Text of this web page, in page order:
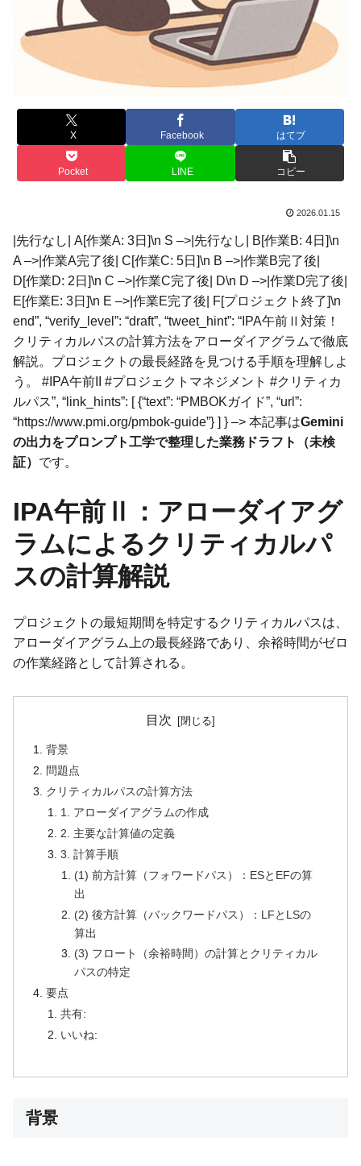
X Facebook はてブ
Pocket LINE コピー
2026.01.15
|先行なし| A[作業A: 3日]\n S –>|先行なし| B[作業B: 4日]\n
A –>|作業A完了後| C[作業C: 5日]\n B –>|作業B完了後|
D[作業D: 2日]\n C –>|作業C完了後| D\n D –>|作業D完了後|
E[作業E: 3日]\n E –>|作業E完了後| F[プロジェクト終了]\n
end”, “verify_level”: “draft”, “tweet_hint”: “IPA午前Ⅱ対策！
クリティカルパスの計算方法をアローダイアグラムで徹底
解説。プロジェクトの最長経路を見つける手順を理解しよ
う。 #IPA午前II #プロジェクトマネジメント #クリティカ
ルパス”, “link_hints”: [ {“text”: “PMBOKガイド”, “url”:
“https://www.pmi.org/pmbok-guide”} ] } –> 本記事はGemini
の出力をプロンプト工学で整理した業務ドラフト（未検
証） です。
IPA午前Ⅱ：アローダイアグ
ラムによるクリティカルパ
スの計算解説
プロジェクトの最短期間を特定するクリティカルパスは、
アローダイアグラム上の最長経路であり、余裕時間がゼロ
の作業経路として計算される。
目次
背景
問題点
クリティカルパスの計算方法
1. アローダイアグラムの作成
2. 主要な計算値の定義
3. 計算手順
(1) 前方計算（フォワードパス）：ESとEFの算
出
(2) 後方計算（バックワードパス）：LFとLSの
算出
(3) フロート（余裕時間）の計算とクリティカル
パスの特定
要点
共有:
いいね:
背景